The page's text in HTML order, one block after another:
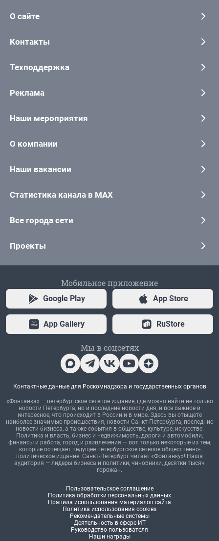
О сайте
Контакты
Техподдержка
Реклама
Наши мероприятия
О компании
Наши вакансии
Статистика канала в MAX
Все города сети
Проекты
Мобильное приложение
Google Play App Store
App Gallery RuStore
Мы в соцсетях
Контактные данные для Роскомнадзора и государственных органов
«Фонтанка» — петербургское сетевое издание, где можно найти не только
новости Петербурга, но и последние новости дня, и все важное и
интересное, что происходит в России и в мире. Здесь вы отыщете
наиболее значимые происшествия, новости Санкт-Петербурга, последние
новости бизнеса, а также события в обществе, культуре, искусстве.
Политика и власть, бизнес и недвижимость, дороги и автомобили,
финансы и работа, город и развлечения — вот только некоторые из тем,
которые освещает ведущее петербургское сетевое общественно-
политическое издание. Санкт-Петербург читает «Фонтанку»! Наша
аудитория — лидеры бизнеса и политики, чиновники, десятки тысяч
горожан.
Пользовательское соглашение
Политика обработки персональных данных
Правила использования материалов сайта
Политика использования cookies
Рекомендательные системы
Деятельность в сфере ИТ
Руководство пользователя
Наши награды